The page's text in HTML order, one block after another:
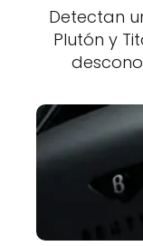
Detectan
Plutón y